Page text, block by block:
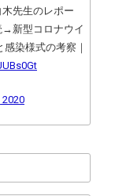
先生のレポー
→新型コロナウイ
染様式の考察｜
2020